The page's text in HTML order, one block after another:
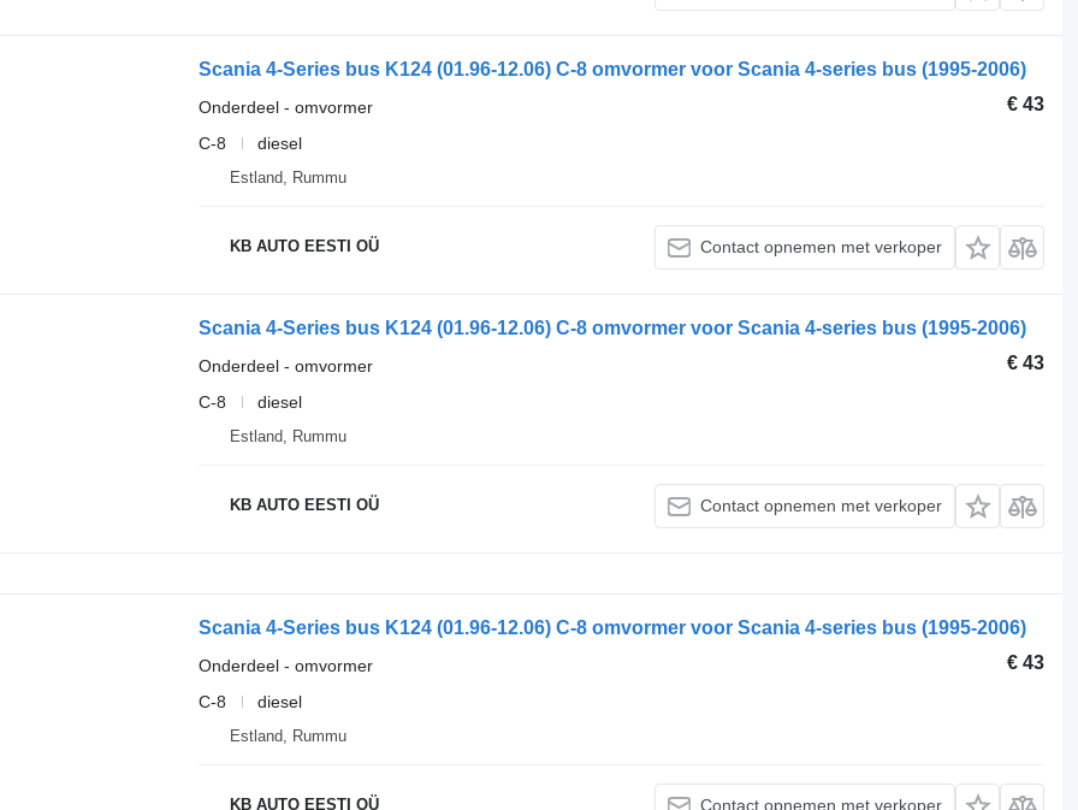
Scania 4-Series bus K124 (01.96-12.06) C-8 omvormer voor Scania 4-series bus (1995-2006)
€ 43
Onderdeel - omvormer
C-8
diesel
Estland, Rummu
KB AUTO EESTI OÜ Contact opnemen met verkoper
Scania 4-Series bus K124 (01.96-12.06) C-8 omvormer voor Scania 4-series bus (1995-2006)
€ 43
Onderdeel - omvormer
C-8
diesel
Estland, Rummu
KB AUTO EESTI OÜ Contact opnemen met verkoper
Scania 4-Series bus K124 (01.96-12.06) C-8 omvormer voor Scania 4-series bus (1995-2006)
€ 43
Onderdeel - omvormer
C-8
diesel
Estland, Rummu
KB AUTO EESTI OÜ Contact opnemen met verkoper